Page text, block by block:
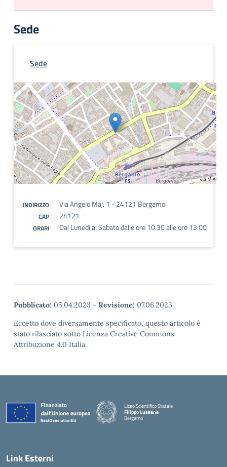
Sede
Sede
INDIRIZZO Via Angelo Maj, 1 - 24121 Bergamo
CAP 24121
ORARI Dal Lunedì al Sabato dalle ore 10:30 alle ore 13:00
Pubblicato: 05.04.2023 - Revisione: 07.06.2023
Eccetto dove diversamente specificato, questo articolo è
stato rilasciato sotto Licenza Creative Commons
Attribuzione 4.0 Italia.
Liceo Scientifico Statale
Filippo Lussana
Bergamo
— Visita la pagina iniziale della scuola
Link Esterni